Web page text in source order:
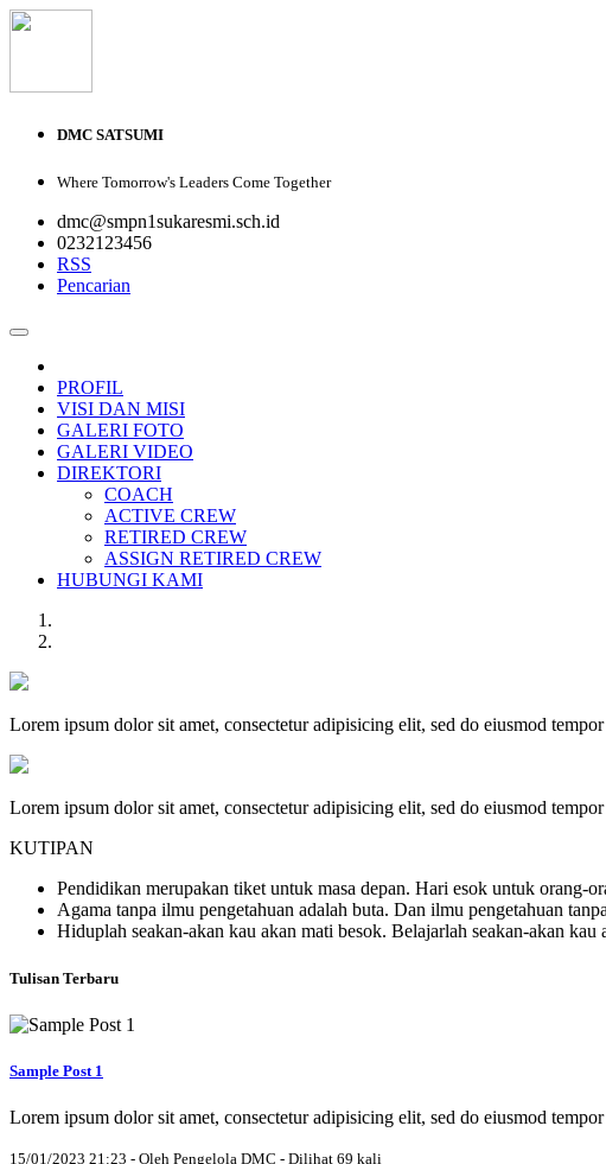
DMC SATSUMI
Where Tomorrow's Leaders Come Together
dmc@smpn1sukaresmi.sch.id
0232123456
RSS
Pencarian
PROFIL
VISI DAN MISI
GALERI FOTO
GALERI VIDEO
DIREKTORI
COACH
ACTIVE CREW
RETIRED CREW
ASSIGN RETIRED CREW
HUBUNGI KAMI
Lorem ipsum dolor sit amet, consectetur adipisicing elit, sed do eiusmod
Lorem ipsum dolor sit amet, consectetur adipisicing elit, sed do eiusmod
KUTIPAN
Pendidikan merupakan tiket untuk masa depan. Hari esok untuk orang-
Agama tanpa ilmu pengetahuan adalah buta. Dan ilmu pengetahuan
Hiduplah seakan-akan kau akan mati besok. Belajarlah seakan-akan kau
Tulisan Terbaru
Sample Post 1
Lorem ipsum dolor sit amet, consectetur adipisicing elit, sed do eiusmod
15/01/2023 21:23 - Oleh Pengelola DMC - Dilihat 69 kali